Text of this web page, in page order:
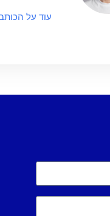
עוד על